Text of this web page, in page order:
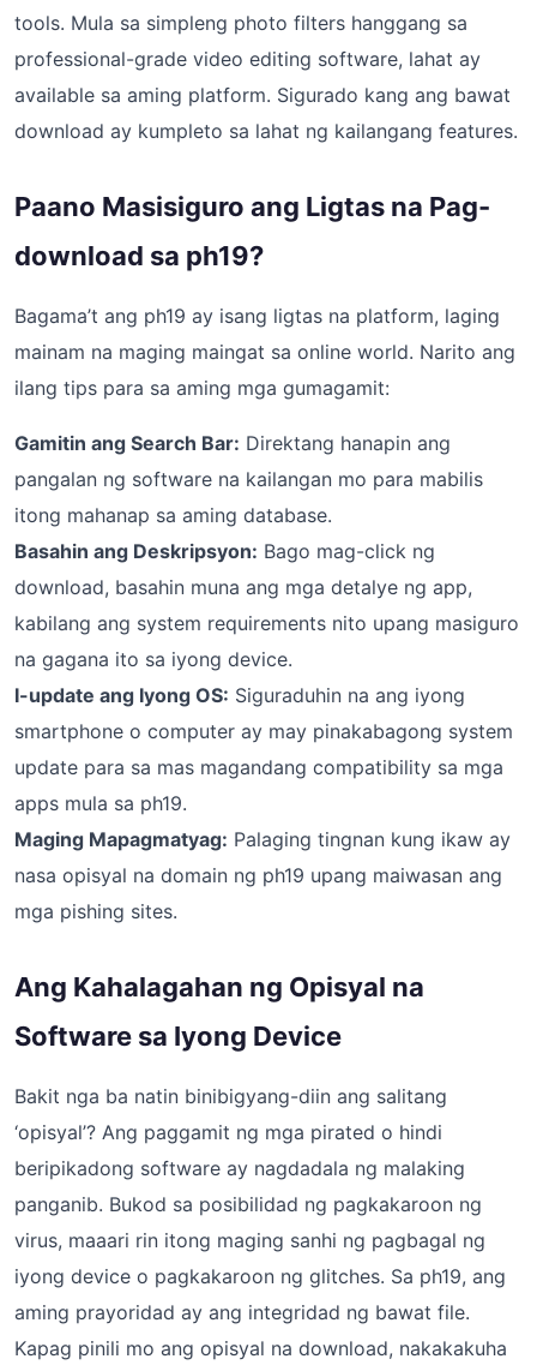
tools. Mula sa simpleng photo filters hanggang sa
professional-grade video editing software, lahat ay
available sa aming platform. Sigurado kang ang bawat
download ay kumpleto sa lahat ng kailangang features.
Paano Masisiguro ang Ligtas na Pag-
download sa ph19?
Bagama’t ang ph19 ay isang ligtas na platform, laging
mainam na maging maingat sa online world. Narito ang
ilang tips para sa aming mga gumagamit:
Gamitin ang Search Bar: Direktang hanapin ang
pangalan ng software na kailangan mo para mabilis
itong mahanap sa aming database.
Basahin ang Deskripsyon: Bago mag-click ng
download, basahin muna ang mga detalye ng app,
kabilang ang system requirements nito upang masiguro
na gagana ito sa iyong device.
I-update ang Iyong OS: Siguraduhin na ang iyong
smartphone o computer ay may pinakabagong system
update para sa mas magandang compatibility sa mga
apps mula sa ph19.
Maging Mapagmatyag: Palaging tingnan kung ikaw ay
nasa opisyal na domain ng ph19 upang maiwasan ang
mga pishing sites.
Ang Kahalagahan ng Opisyal na
Software sa Iyong Device
Bakit nga ba natin binibigyang-diin ang salitang
‘opisyal’? Ang paggamit ng mga pirated o hindi
beripikadong software ay nagdadala ng malaking
panganib. Bukod sa posibilidad ng pagkakaroon ng
virus, maaari rin itong maging sanhi ng pagbagal ng
iyong device o pagkakaroon ng glitches. Sa ph19, ang
aming prayoridad ay ang integridad ng bawat file.
Kapag pinili mo ang opisyal na download, nakakakuha